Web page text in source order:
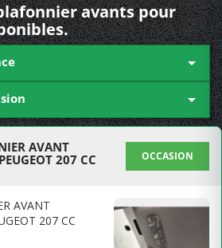
avants pour


AVANT
207 CC
OCCASION
AVANT
207 CC